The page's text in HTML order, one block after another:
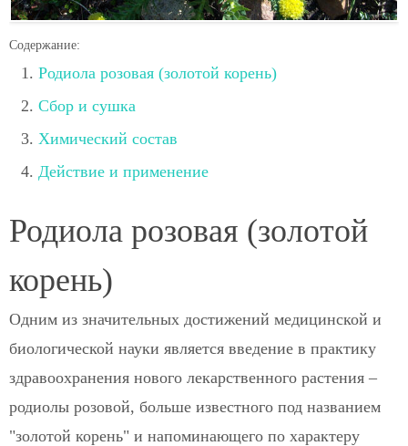
Содержание:
Родиола розовая (золотой корень)
Сбор и сушка
Химический состав
Действие и применение
Родиола розовая (золотой
корень)
Одним из значительных достижений медицинской и
биологической науки является введение в практику
здравоохранения нового лекарственного растения –
родиолы розовой, больше известного под названием
"золотой корень" и напоминающего по характеру